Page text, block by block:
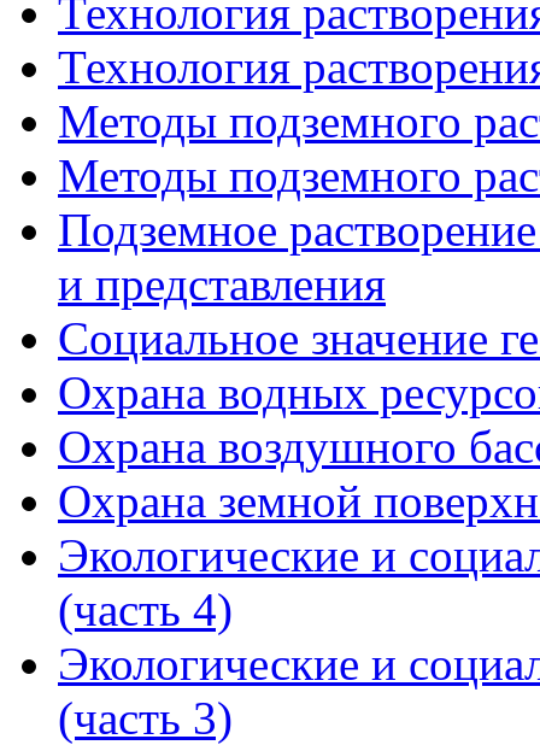
Технология
Технология
Методы подземного
Методы подземного
Подземное
и представления
Социальное значение
Охрана водных
Охрана воздушного
Охрана земной
Экологические и
(часть 4)
Экологические и
(часть 3)